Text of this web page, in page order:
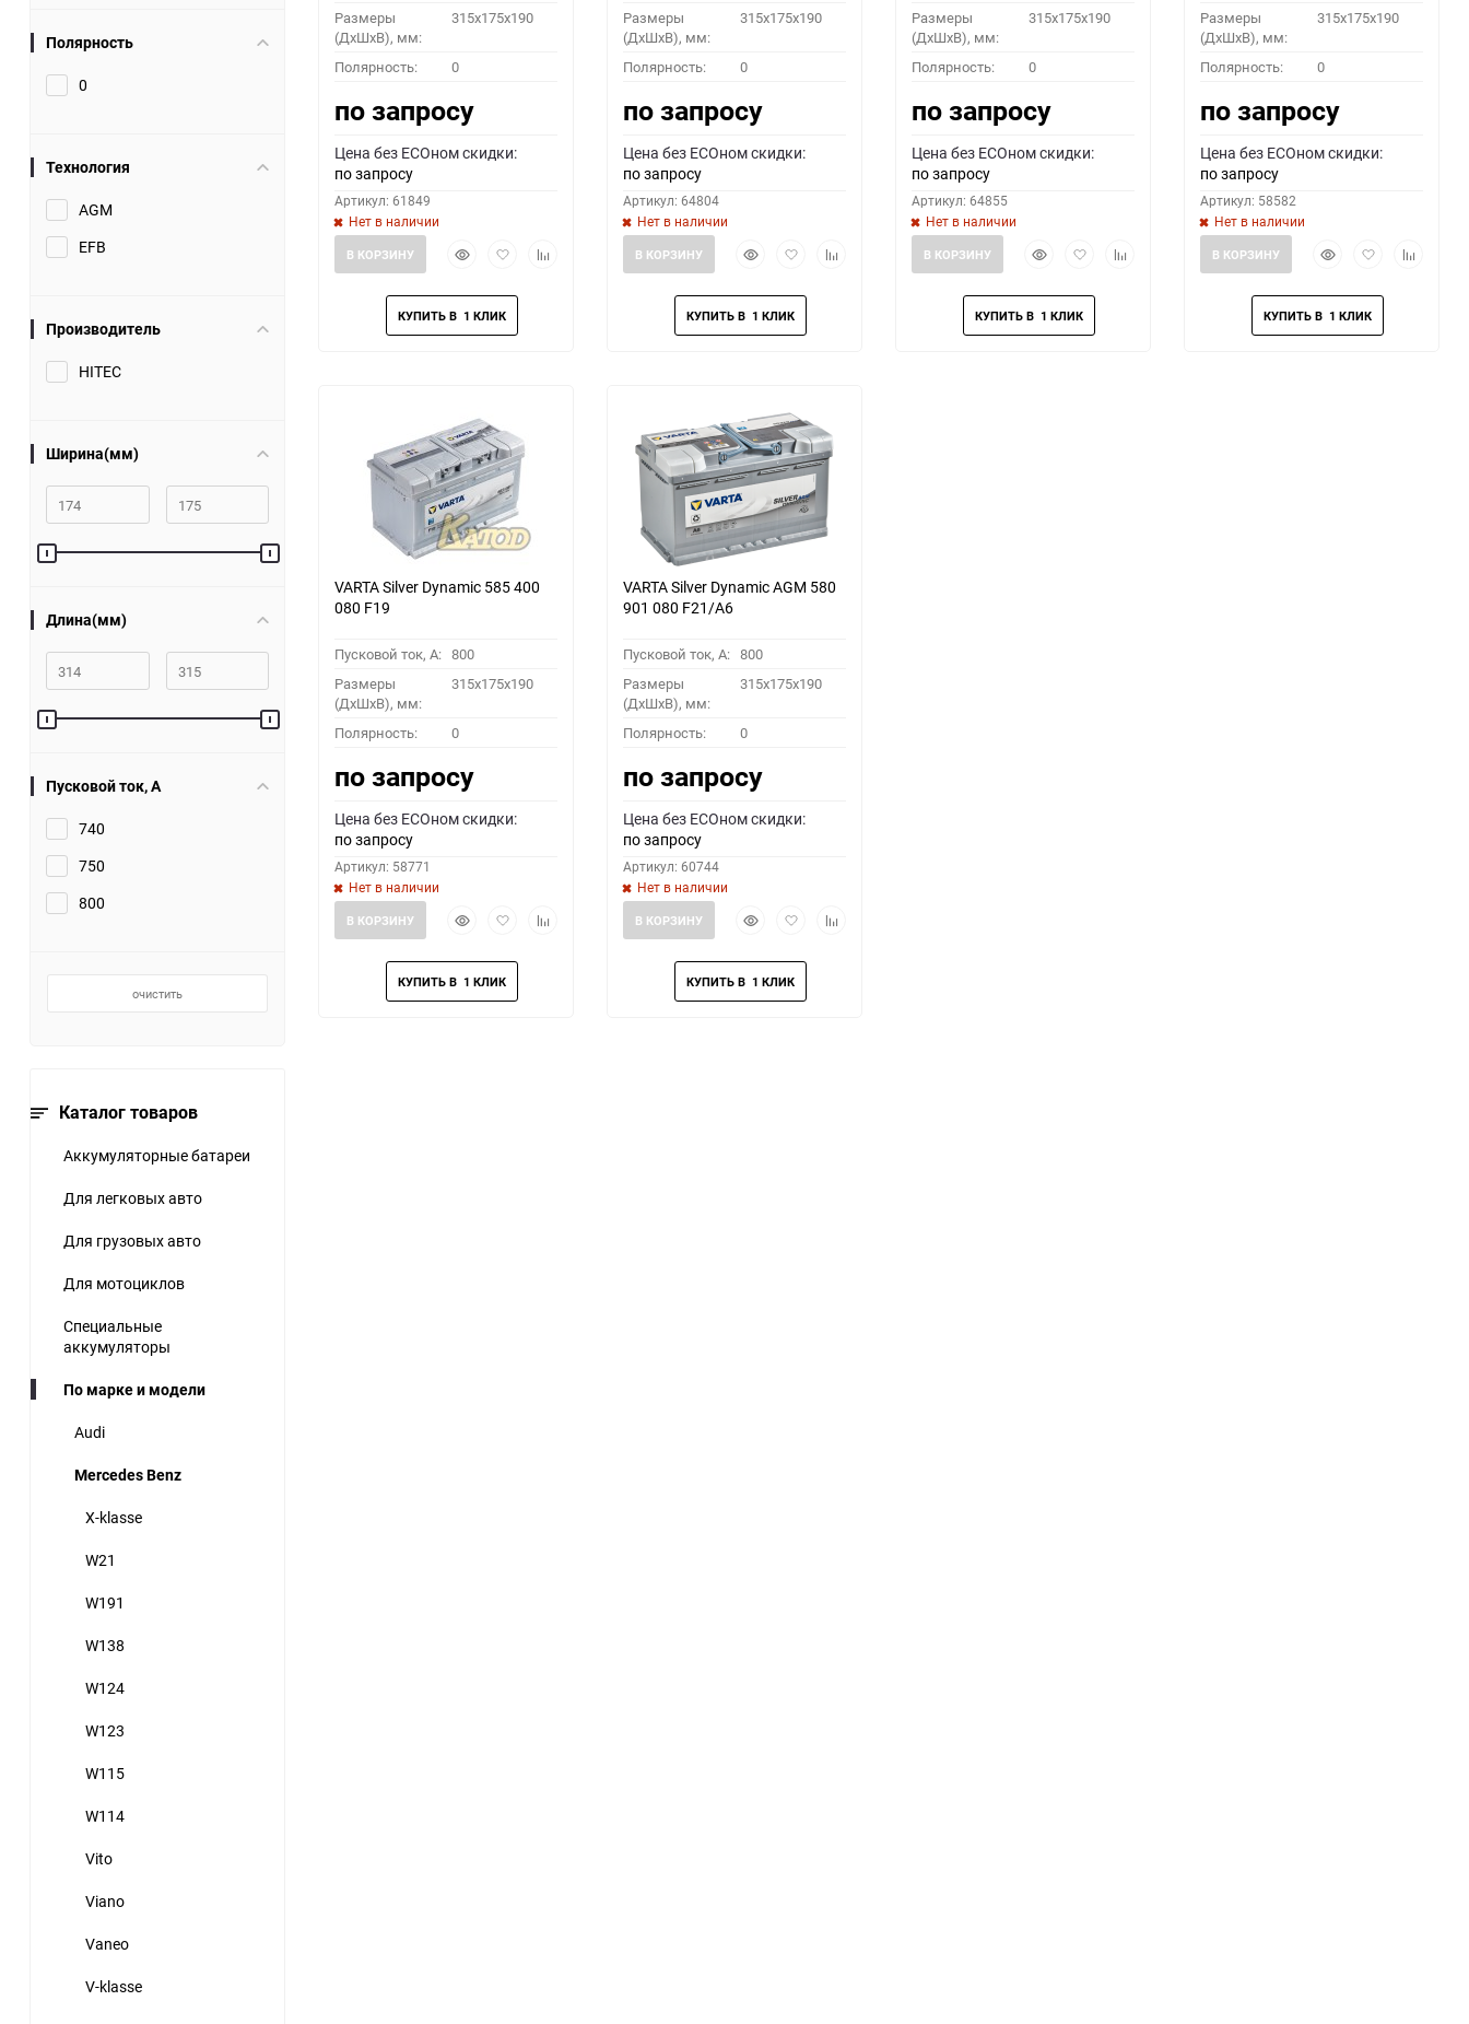
Полярность
0
Технология
AGM
EFB
Производитель
HITEC
Ширина(мм)
Длина(мм)
Пусковой ток, A
740
750
800
очистить
Каталог товаров
Аккумуляторные батареи
Для легковых авто
Для грузовых авто
Для мотоциклов
Специальные
аккумуляторы
По марке и модели
Audi
Mercedes Benz
X-klasse
W21
W191
W138
W124
W123
W115
W114
Vito
Viano
Vaneo
V-klasse
Размеры
(ДхШхВ), мм:
315x175x190
Полярность: 0
по запросу
Цена без ECOном скидки:
по запросу
Артикул: 61849
Нет в наличии
БыстрыйДобавить
избранное
Добавить
В КОРЗИНУ
Размеры
(ДхШхВ), мм:
315x175x190
Полярность: 0
по запросу
Цена без ECOном скидки:
по запросу
Артикул: 64804
Нет в наличии
БыстрыйДобавить
избранное
Добавить
В КОРЗИНУ
Размеры
(ДхШхВ), мм:
315x175x190
Полярность: 0
по запросу
Цена без ECOном скидки:
по запросу
Артикул: 64855
Нет в наличии
БыстрыйДобавить
избранное
Добавить
В КОРЗИНУ
Размеры
(ДхШхВ), мм:
315x175x190
Полярность: 0
по запросу
Цена без ECOном скидки:
по запросу
Артикул: 58582
Нет в наличии
БыстрыйДобавить
избранное
Добавить
В КОРЗИНУ
VARTA Silver Dynamic 585 400
080 F19
Пусковой ток, A: 800
Размеры
(ДхШхВ), мм:
315x175x190
Полярность: 0
по запросу
Цена без ECOном скидки:
по запросу
Артикул: 58771
Нет в наличии
БыстрыйДобавить
избранное
Добавить
В КОРЗИНУ
VARTA Silver Dynamic AGM 580
901 080 F21/A6
Пусковой ток, A: 800
Размеры
(ДхШхВ), мм:
315x175x190
Полярность: 0
по запросу
Цена без ECOном скидки:
по запросу
Артикул: 60744
Нет в наличии
БыстрыйДобавить
избранное
Добавить
В КОРЗИНУ